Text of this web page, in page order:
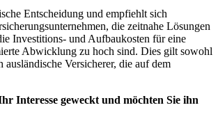
Entscheidung und empfiehlt sich
die zeitnahe Lösungen
Investitions- und Aufbaukosten für eine
Abwicklung zu hoch sind. Dies gilt sowohl
ausländische Versicherer, die auf dem
Interesse geweckt und möchten Sie ihn